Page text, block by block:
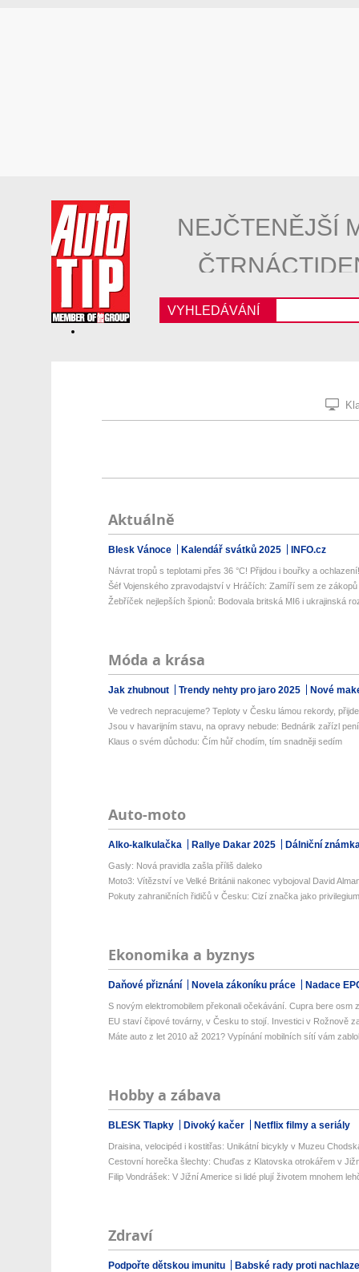
NEJČTENĚJŠÍ
VYHLEDÁVÁNÍ
Aktuálně
Blesk Vánoce Kalendář svátků 2025 INFO.cz
Návrat tropů s teplotami přes 36 °C! Přijdou i bouřky a
Šéf Vojenského zpravodajství v Hráčích: Zamíří sem ze zákopů
Žebříček nejlepších špionů: Bodovala britská MI6 i ukrajinská
Móda a krása
Jak zhubnout Trendy nehty pro jaro 2025 Nové
Ve vedrech nepracujeme? Teploty v Česku lámou rekordy,
Jsou v havarijním stavu, na opravy nebude: Bednárik zařízl
Klaus o svém důchodu: Čím hůř chodím, tím snadněji sedím
Auto-moto
Alko-kalkulačka Rallye Dakar 2025 Dálniční
Gasly: Nová pravidla zašla příliš daleko
Moto3: Vítězství ve Velké Británii nakonec vybojoval David
Pokuty zahraničních řidičů v Česku: Cizí značka jako
Ekonomika a byznys
Daňové přiznání Novela zákoníku práce Nadace
S novým elektromobilem překonali očekávání. Cupra bere osm
EU staví čipové továrny, v Česku to stojí. Investici v Rožnově
Máte auto z let 2010 až 2021? Vypínání mobilních sítí vám
Hobby a zábava
BLESK Tlapky Divoký kačer Netflix filmy a seriály
Draisina, velocipéd i kostitřas: Unikátní bicykly v Muzeu
Cestovní horečka šlechty: Chuďas z Klatovska otrokářem v
Filip Vondrášek: V Jižní Americe si lidé plují životem mnohem
Zdraví
Podpořte dětskou imunitu
Babské rady proti